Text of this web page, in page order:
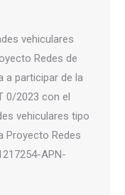
vehiculares
Redes de
a participar de la
0/2023 con el
vehiculares tipo
Proyecto Redes
APN-